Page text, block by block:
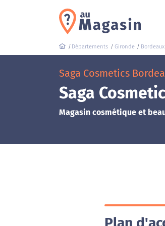
Départements Gironde Bordeaux
Saga Cosmetics
Saga
Magasin cosmétique et